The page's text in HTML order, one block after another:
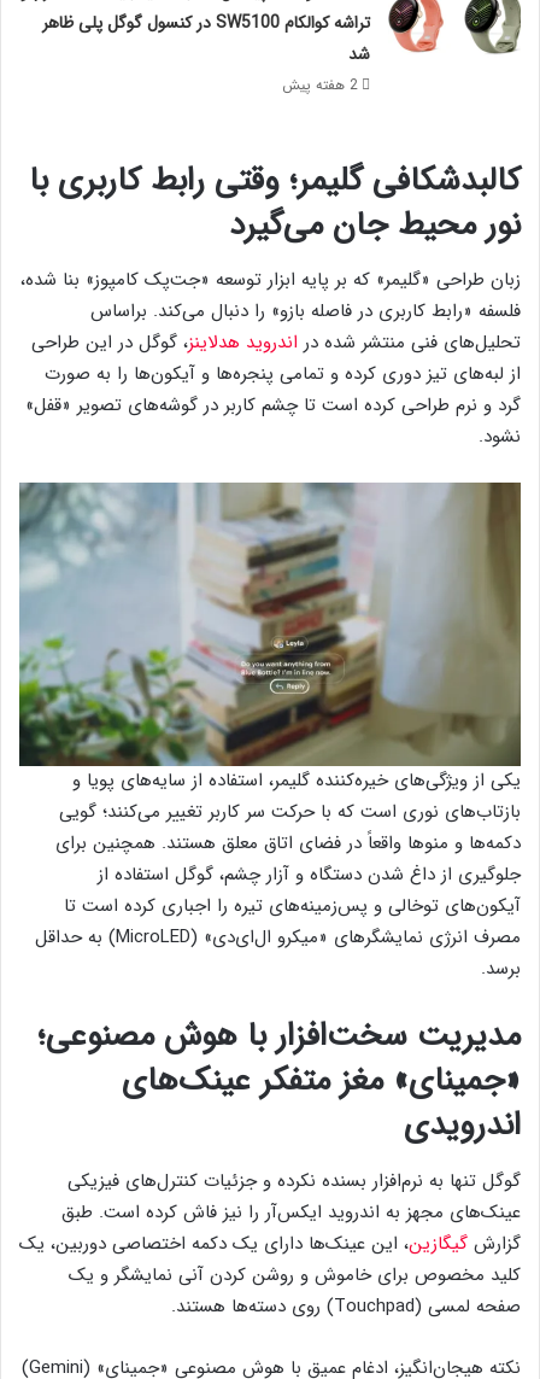
تراشه کوالکام SW5100 در کنسول گوگل پلی ظاهر
شد
2 هفته پیش
کالبدشکافی گلیمر؛ وقتی رابط کاربری با
نور محیط جان می‌گیرد
زبان طراحی «گلیمر» که بر پایه ابزار توسعه «جت‌پک کامپوز» بنا شده،
فلسفه «رابط کاربری در فاصله بازو» را دنبال می‌کند. براساس
تحلیل‌های فنی منتشر شده در اندروید هدلاینز، گوگل در این طراحی
از لبه‌های تیز دوری کرده و تمامی پنجره‌ها و آیکون‌ها را به صورت
گرد و نرم طراحی کرده است تا چشم کاربر در گوشه‌های تصویر «قفل»
نشود.
یکی از ویژگی‌های خیره‌کننده گلیمر، استفاده از سایه‌های پویا و
بازتاب‌های نوری است که با حرکت سر کاربر تغییر می‌کنند؛ گویی
دکمه‌ها و منوها واقعاً در فضای اتاق معلق هستند. همچنین برای
جلوگیری از داغ شدن دستگاه و آزار چشم، گوگل استفاده از
آیکون‌های توخالی و پس‌زمینه‌های تیره را اجباری کرده است تا
مصرف انرژی نمایشگرهای «میکرو ال‌ای‌دی» (MicroLED) به حداقل
برسد.
مدیریت سخت‌افزار با هوش مصنوعی؛
«جمینای» مغز متفکر عینک‌های
اندرویدی
گوگل تنها به نرم‌افزار بسنده نکرده و جزئیات کنترل‌های فیزیکی
عینک‌های مجهز به اندروید ایکس‌آر را نیز فاش کرده است. طبق
گزارش گیگازین، این عینک‌ها دارای یک دکمه اختصاصی دوربین، یک
کلید مخصوص برای خاموش و روشن کردن آنی نمایشگر و یک
صفحه لمسی (Touchpad) روی دسته‌ها هستند.
نکته هیجان‌انگیز، ادغام عمیق با هوش مصنوعی «جمینای» (Gemini)